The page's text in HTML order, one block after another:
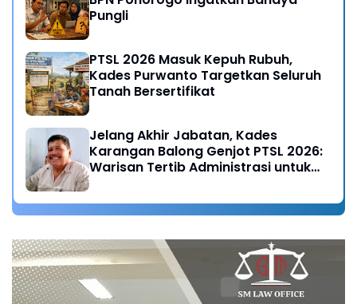
Pungli
PTSL 2026 Masuk Kepuh Rubuh,
Kades Purwanto Targetkan Seluruh
Tanah Bersertifikat
Jelang Akhir Jabatan, Kades
Karangan Balong Genjot PTSL 2026:
Warisan Tertib Administrasi untuk